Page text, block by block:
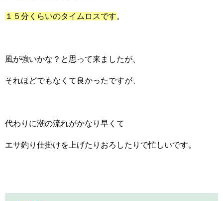
１５分くらいのタイムロスです。
風が強いかな？と思って来ましたが、
それほどでもなくて良かったですが、
代わりに潮の流れがかなり早くて
エサ釣り仕掛けを上げたりおろしたりで忙しいです。